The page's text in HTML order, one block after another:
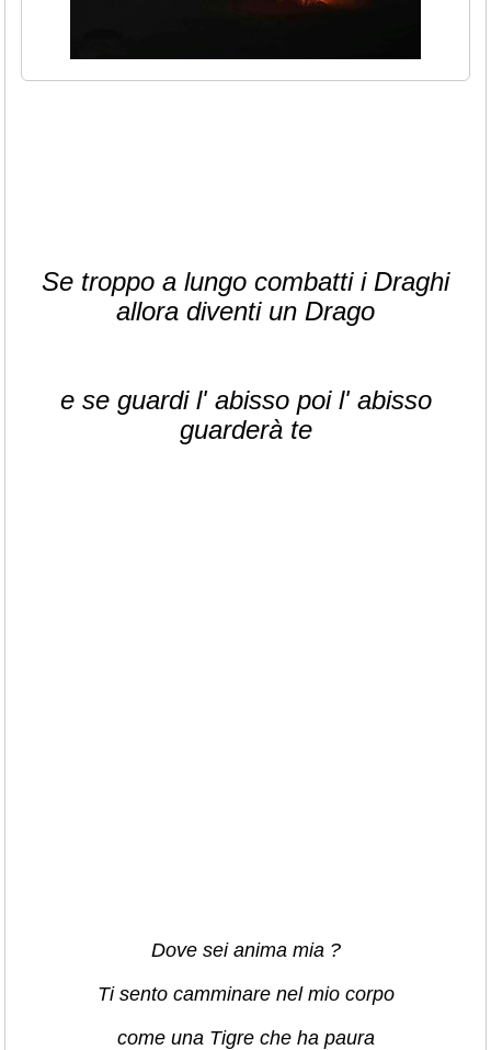
Se troppo a lungo combatti i Draghi
allora diventi un Drago
e se guardi l' abisso poi l' abisso
guarderà te
Dove sei anima mia ?
Ti sento camminare nel mio corpo
come una Tigre che ha paura